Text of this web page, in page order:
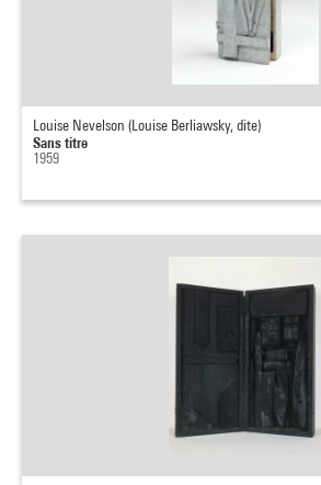
Louise Nevelson (Louise Berliawsky, dite)
Sans titre
1959